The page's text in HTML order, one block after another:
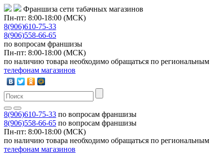
Франшиза сети табачных магазинов
Пн-пт: 8:00-18:00 (МСК)
8(906)610-75-33
8(906)558-66-65
по вопросам франшизы
Пн-пт: 8:00-18:00 (МСК)
по наличию товара необходимо обращаться по региональным
телефонам магазинов
8(906)610-75-33 по вопросам франшизы
8(906)558-66-65 по вопросам франшизы
Пн-пт: 8:00-18:00 (МСК)
по наличию товара необходимо обращаться по региональным
телефонам магазинов